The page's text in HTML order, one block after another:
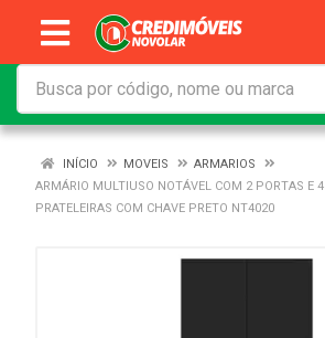
INÍCIO MOVEIS
ARMARIOS
ARMÁRIO MULTIUSO NOTÁVEL COM 2 PORTAS E 4
PRATELEIRAS COM CHAVE PRETO NT4020